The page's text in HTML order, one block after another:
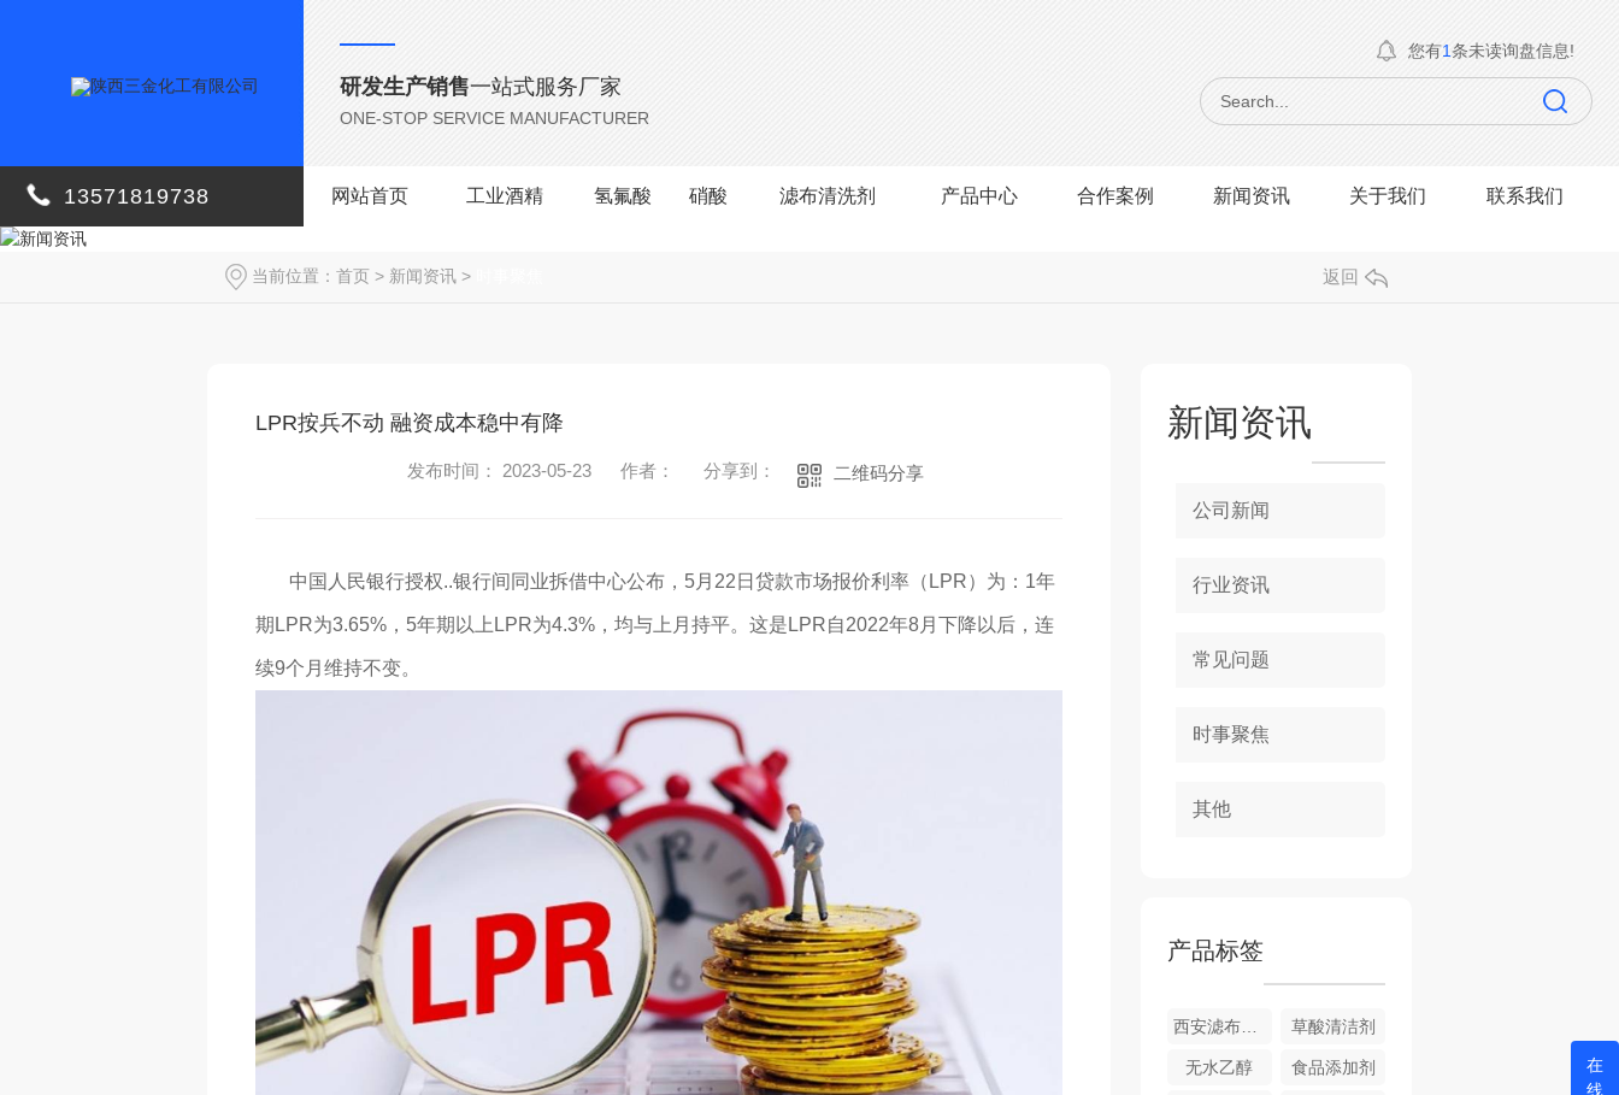
研发生产销售一站式服务厂家
ONE-STOP SERVICE MANUFACTURER
您有1条未读询盘信息!
13571819738 网站首页 工业酒精 氢氟酸 硝酸 滤布清洗剂 产品中心 合作案例 新闻资讯 关于我们 联系我们
当前位置： 首页 > 新闻资讯 > 返回
LPR按兵不动 融资成本稳中有降
发布时间： 2023-05-23 作者： 分享到： 二维码分享
中国人民银行授权..银行间同业拆借中心公布，5月22日贷款市场报价利率（LPR）为：1年
期LPR为3.65%，5年期以上LPR为4.3%，均与上月持平。这是LPR自2022年8月下降以后，连
续9个月维持不变。
新闻资讯
公司新闻
行业资讯
常见问题
时事聚焦
其他
产品标签
西安滤布清洗剂 草酸清洁剂
无水乙醇 食品添加剂
在
线